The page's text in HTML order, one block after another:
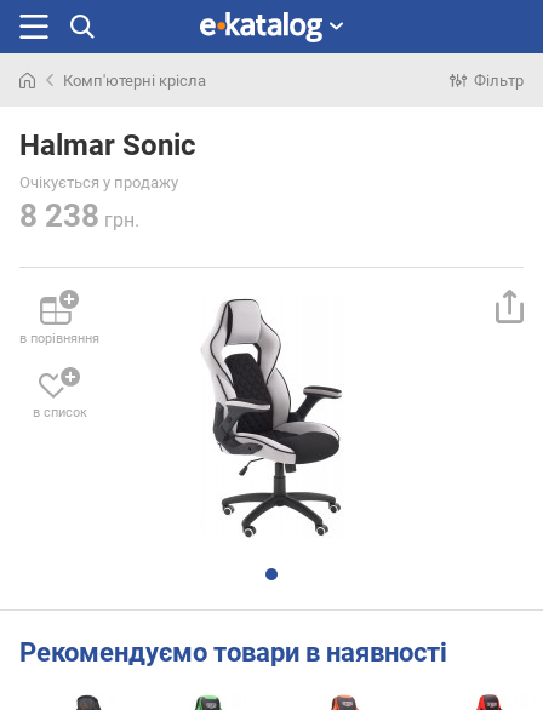
раніше
Комп'ютерні крісла Фільтр
Halmar Sonic
Очікується у продажу
8 238 грн.
в порівняння
в список
Рекомендуємо товари в наявності